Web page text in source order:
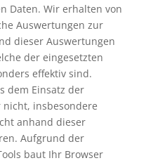
Daten. Wir erhalten von
Auswertungen zur
dieser Auswertungen
der eingesetzten
effektiv sind.
dem Einsatz der
insbesondere
anhand dieser
Aufgrund der
baut Ihr Browser